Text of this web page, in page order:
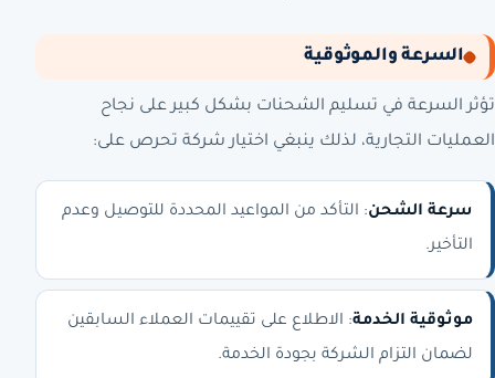
السرعة والموثوقية
تؤثر السرعة في تسليم الشحنات بشكل كبير على نجاح
العمليات التجارية، لذلك ينبغي اختيار شركة تحرص على:
سرعة الشحن: التأكد من المواعيد المحددة للتوصيل وعدم
التأخير.
موثوقية الخدمة: الاطلاع على تقييمات العملاء السابقين
لضمان التزام الشركة بجودة الخدمة.